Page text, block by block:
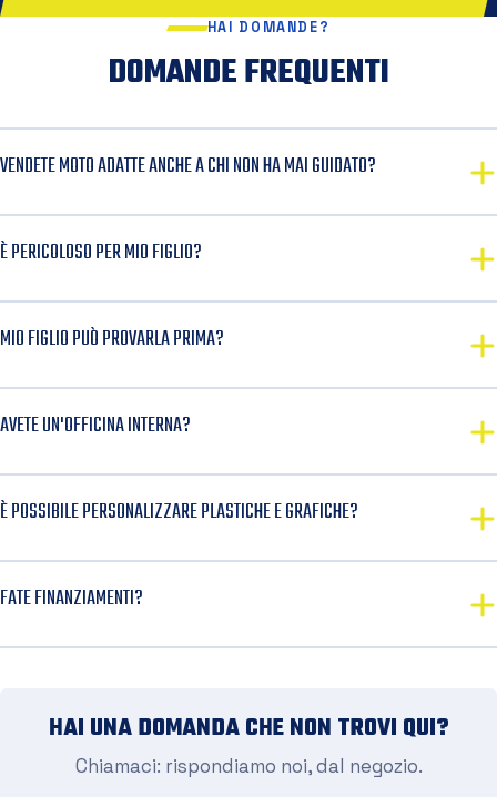
HAI DOMANDE?
DOMANDE FREQUENTI
VENDETE MOTO ADATTE ANCHE A CHI NON HA MAI GUIDATO?
È PERICOLOSO PER MIO FIGLIO?
MIO FIGLIO PUÒ PROVARLA PRIMA?
AVETE UN'OFFICINA INTERNA?
È POSSIBILE PERSONALIZZARE PLASTICHE E GRAFICHE?
FATE FINANZIAMENTI?
HAI UNA DOMANDA CHE NON TROVI QUI?
Chiamaci: rispondiamo noi, dal negozio.